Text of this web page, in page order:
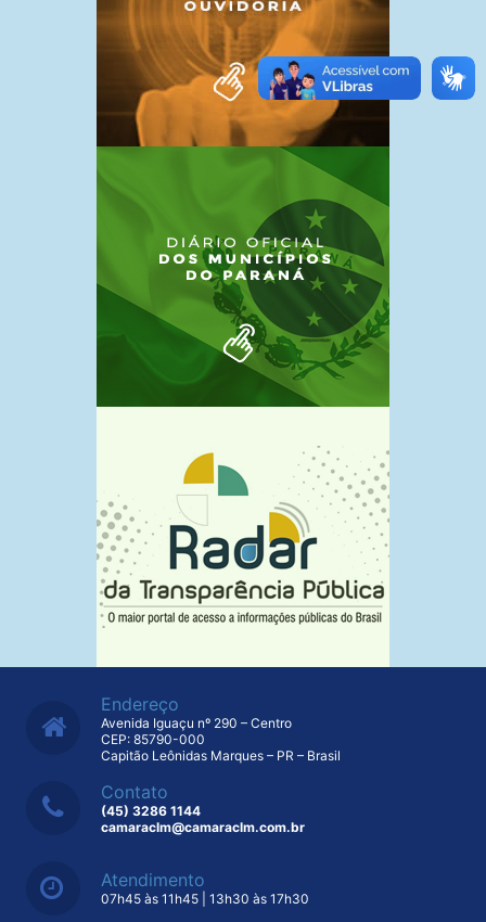
Endereço
Avenida Iguaçu nº 290 – Centro
CEP: 85790-000
Capitão Leônidas Marques – PR – Brasil
Contato
(45) 3286 1144
camaraclm@camaraclm.com.br
Atendimento
07h45 às 11h45 | 13h30 às 17h30